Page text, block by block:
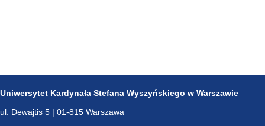
Uniwersytet Kardynała Stefana Wyszyńskiego w Warszawie
ul. Dewajtis 5 | 01-815 Warszawa